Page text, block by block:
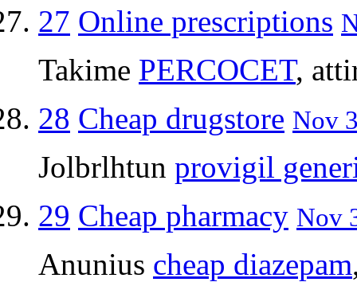
27 Online prescriptions
Takime PERCOCET,
28 Cheap drugstore Nov
Jolbrlhtun provigil
29 Cheap pharmacy Nov
Anunius cheap diazepam